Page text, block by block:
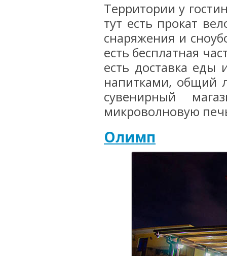
Территории у
тут есть прокат
снаряжения и
есть бесплатная
есть доставка еды
напитками, общий
сувенирный
микроволновую
Олимп